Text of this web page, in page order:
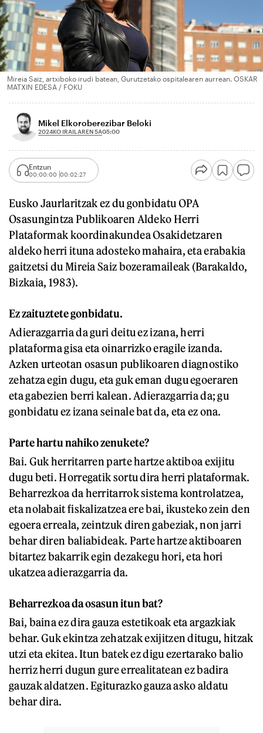
Mireia Saiz, artxiboko irudi batean, Gurutzetako ospitalearen aurrean. OSKAR
MATXIN EDESA / FOKU
Mikel Elkoroberezibar Beloki
2024KO IRAILAREN 5A05:00
Entzun
00:00:00 00:02:27
Eusko Jaurlaritzak ez du gonbidatu OPA
Osasungintza Publikoaren Aldeko Herri
Plataformak koordinakundea Osakidetzaren
aldeko herri ituna adosteko mahaira, eta erabakia
gaitzetsi du Mireia Saiz bozeramaileak (Barakaldo,
Bizkaia, 1983).
Ez zaituztete gonbidatu.
Adierazgarria da guri deitu ez izana, herri
plataforma gisa eta oinarrizko eragile izanda.
Azken urteotan osasun publikoaren diagnostiko
zehatza egin dugu, eta guk eman dugu egoeraren
eta gabezien berri kalean. Adierazgarria da; gu
gonbidatu ez izana seinale bat da, eta ez ona.
Parte hartu nahiko zenukete?
Bai. Guk herritarren parte hartze aktiboa exijitu
dugu beti. Horregatik sortu dira herri plataformak.
Beharrezkoa da herritarrok sistema kontrolatzea,
eta nolabait fiskalizatzea ere bai, ikusteko zein den
egoera erreala, zeintzuk diren gabeziak, non jarri
behar diren baliabideak. Parte hartze aktiboaren
bitartez bakarrik egin dezakegu hori, eta hori
ukatzea adierazgarria da.
Beharrezkoa da osasun itun bat?
Bai, baina ez dira gauza estetikoak eta argazkiak
behar. Guk ekintza zehatzak exijitzen ditugu, hitzak
utzi eta ekitea. Itun batek ez digu ezertarako balio
herriz herri dugun gure errealitatean ez badira
gauzak aldatzen. Egiturazko gauza asko aldatu
behar dira.